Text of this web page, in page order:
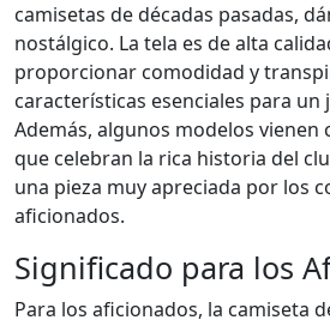
camisetas de décadas pasadas,
nostálgico. La tela es de alta
proporcionar comodidad y
características esenciales para un
Además, algunos modelos vienen
que celebran la rica historia del
una pieza muy apreciada por los
aficionados.
Significado para los
Para los aficionados, la camiseta